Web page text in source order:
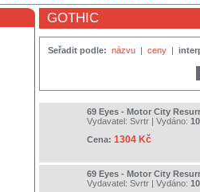
GOTHIC
Seřadit podle: názvu | ceny |
69 Eyes - Motor City
Vydavatel: Svrtr | Vydáno:
Cena: 1304 Kč
69 Eyes - Motor City
Vydavatel: Svrtr | Vydáno: